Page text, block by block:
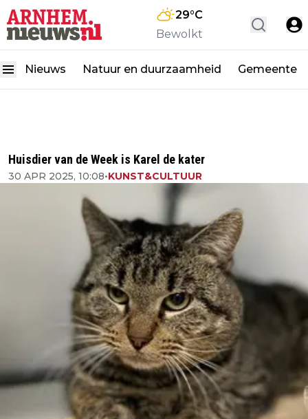
29°C
Bewolkt
Nieuws Natuur en duurzaamheid Gemeente
Huisdier van de Week is Karel de kater
30 APR 2025, 10:08•KUNST&CULTUUR